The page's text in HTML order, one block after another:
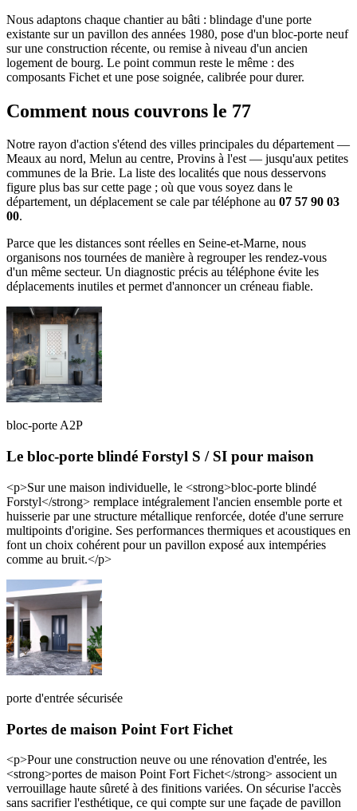
Nous adaptons chaque chantier au bâti : blindage d'une porte
existante sur un pavillon des années 1980, pose d'un bloc-porte neuf
sur une construction récente, ou remise à niveau d'un ancien
logement de bourg. Le point commun reste le même : des
composants Fichet et une pose soignée, calibrée pour durer.
Comment nous couvrons le 77
Notre rayon d'action s'étend des villes principales du département —
Meaux au nord, Melun au centre, Provins à l'est — jusqu'aux petites
communes de la Brie. La liste des localités que nous desservons
figure plus bas sur cette page ; où que vous soyez dans le
département, un déplacement se cale par téléphone au 07 57 90 03
00.
Parce que les distances sont réelles en Seine-et-Marne, nous
organisons nos tournées de manière à regrouper les rendez-vous
d'un même secteur. Un diagnostic précis au téléphone évite les
déplacements inutiles et permet d'annoncer un créneau fiable.
bloc-porte A2P
Le bloc-porte blindé Forstyl S / SI pour maison
<p>Sur une maison individuelle, le <strong>bloc-porte blindé
Forstyl</strong> remplace intégralement l'ancien ensemble porte et
huisserie par une structure métallique renforcée, dotée d'une serrure
multipoints d'origine. Ses performances thermiques et acoustiques en
font un choix cohérent pour un pavillon exposé aux intempéries
comme au bruit.</p>
porte d'entrée sécurisée
Portes de maison Point Fort Fichet
<p>Pour une construction neuve ou une rénovation d'entrée, les
<strong>portes de maison Point Fort Fichet</strong> associent un
verrouillage haute sûreté à des finitions variées. On sécurise l'accès
sans sacrifier l'esthétique, ce qui compte sur une façade de pavillon